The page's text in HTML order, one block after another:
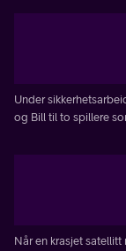
Under
og Bill til to spillere
Når en krasjet